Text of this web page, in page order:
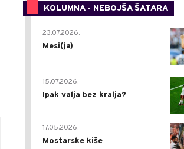
KOLUMNA - NEBOJŠA ŠATARA
23.07.2026.
Mesi(ja)
15.07.2026.
Ipak valja bez kralja?
17.05.2026.
Mostarske kiše